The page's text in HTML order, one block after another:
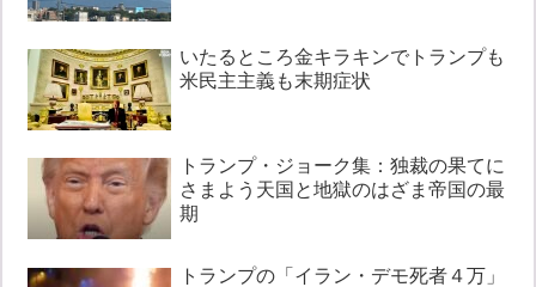
いたるところ金キラキンでトランプも
米民主主義も末期症状
トランプ・ジョーク集：独裁の果てに
さまよう天国と地獄のはざま帝国の最
期
トランプの「イラン・デモ死者４万」